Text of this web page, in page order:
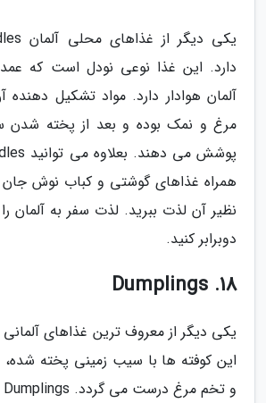
دارد. این غذا نوعی نودل است که
آلمان هوادار دارد. مواد تشکیل
مرغ و نمک بوده و بعد از پخته شدن
همراه غذاهای گوشتی و کباب نوش جان
نظیر آن لذت ببرید. لذت سفر به آلمان
دوبرابر کنید.
18. Dumplings
این کوفته ها با سیب زمینی پخته شده،